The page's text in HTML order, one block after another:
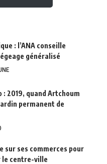
: l’ANA conseille
généralisé
: 2019, quand Artchoum
permanent de
sur ses commerces pour
le centre-ville